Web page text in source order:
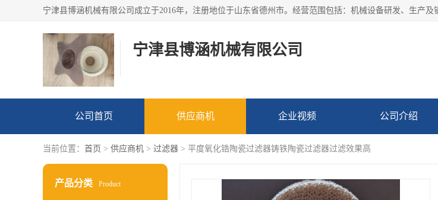
宁津县博涵机械有限公司
公司首页 供应商机 企业视频 公司介绍
当前位置： 首页 > 供应商机 > 过滤器 > 平度氧化锆陶瓷过滤器铸铁陶瓷过滤器过滤效果高
产品分类 Product